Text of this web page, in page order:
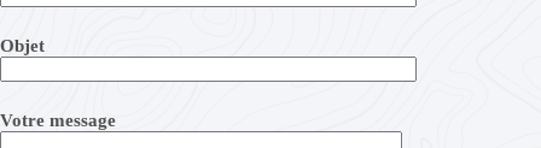
Objet
Votre message